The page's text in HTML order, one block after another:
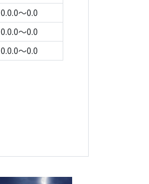
0.0.0～0.0
0.0.0～0.0
0.0.0～0.0